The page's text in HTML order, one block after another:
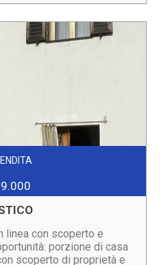
linea con scoperto e
porzione di casa
scoperto di proprietà e